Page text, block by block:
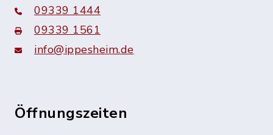
09339 1444
09339 1561
info@ippesheim.de
Öffnungszeiten